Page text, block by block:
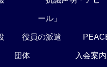
ール」
役員の派遣
団体 入会案内